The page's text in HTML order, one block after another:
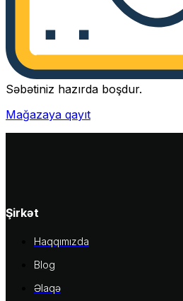
Səbətiniz hazırda boşdur.
Mağazaya qayıt
Şirkət
Haqqımızda
Blog
Əlaqə